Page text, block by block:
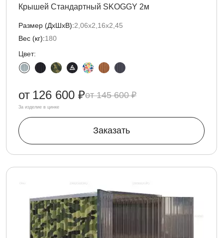
Крышей Стандартный SKOGGY 2м
Размер (ДxШxВ):2,06х2,16х2,45
Вес (кг):180
Цвет:
145 600 ₽
от 126 600 ₽
За изделие в цинке
Заказать